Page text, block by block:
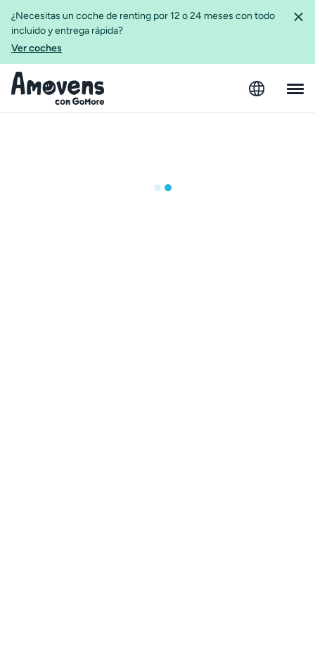
¿Necesitas un coche de renting por 12 o 24 meses con todo
incluido y entrega rápida?
Ver coches